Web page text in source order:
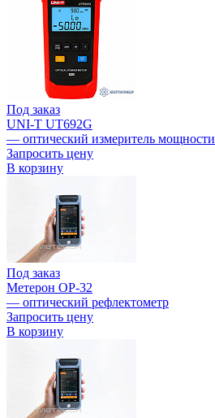
Под заказ
UNI-T UT692G
— оптический измеритель мощности
Запросить цену
В корзину
Под заказ
Метерон OP-32
— оптический рефлектометр
Запросить цену
В корзину